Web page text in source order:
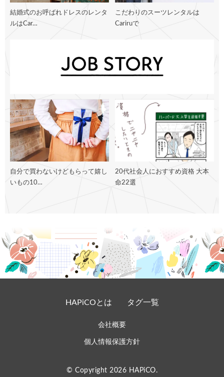
結婚式のお呼ばれドレスのレンタ
ルはCar…
こだわりのスーツレンタルは
Cariruで
自分で買わないけどもらって嬉し
いもの10…
20代社会人におすすめ資格 大本
命22選
HAPiCOとは タグ一覧
会社概要
個人情報保護方針
© Copyright 2026 HAPiCO.